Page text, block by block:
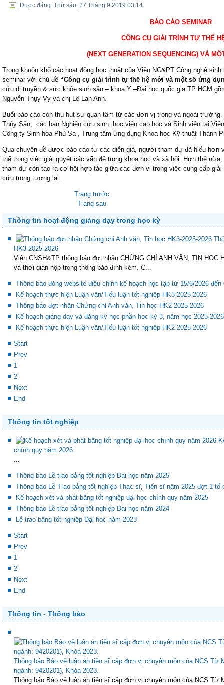
BÁO CÁO SEMINAR
BÁO CÁO SEMINAR
CÔNG CỤ GIẢI TRÌNH TỰ THẾ
(NEXT GENERATION SEQUENCING) VÀ
Trong khuôn khổ các hoạt động học thuật của Viện NC&PT Công nghệ
seminar với chủ đề “Công cụ giải trình tự thế hệ mới và một số ứng
Nguyễn Thụy Vy và chị Lê Lan Anh.
Buổi báo cáo còn thu hút sự quan tâm từ các đơn vị trong và ngoài
Công ty Sinh hóa Phù Sa , Trung tâm ứng dụng Khoa học Kỹ thuật Thành
Qua chuyên đề được báo cáo từ các diễn giả, người tham dự đã hiểu hơn
thể trong việc giải quyết các vấn đề trong khoa học và xã hội. Hơn thế
Trang sau
Thông tin hoạt động giảng dạy trong học kỳ
HK3-2025-2026
và thời gian nộp trong thông báo đính kèm. C...
Thông báo đóng website điều chỉnh kế hoạch học tập từ 15/6/2026 đến
Kế hoạch thực hiện Luận văn/Tiểu luận tốt nghiệp-HK3-2025-2026
Thông báo đợt nhận Chứng chỉ Anh văn, Tin học HK2-2025-2026
Kế hoạch thực hiện Luận văn/Tiểu luận tốt nghiệp-HK2-2025-2026
Start
Prev
1
2
End
Thông tin tốt nghiệp
...
Thông báo Lễ trao bằng tốt nghiệp Đại học năm 2025
Thông báo Lễ Trao bằng tốt nghiệp Thạc sĩ, Tiến sĩ năm 2025 đợt 1 tổ
Kế hoạch xét và phát bằng tốt nghiệp đại học chính quy năm 2025
Lễ trao bằng tốt nghiệp Đại học năm 2023
Start
Prev
1
2
End
Thông tin - Thông báo
Thông báo Bảo vệ luận án tiến sĩ cấp đơn vị chuyên môn của NCS Từ